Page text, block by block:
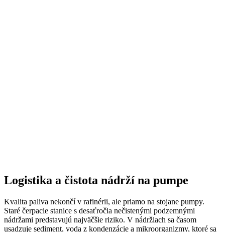
Logistika a čistota nádrží na pumpe
Kvalita paliva nekončí v rafinérii, ale priamo na stojane pumpy.
Staré čerpacie stanice s desaťročia nečistenými podzemnými
nádržami predstavujú najväčšie riziko. V nádržiach sa časom
usadzuje sediment, voda z kondenzácie a mikroorganizmy, ktoré sa